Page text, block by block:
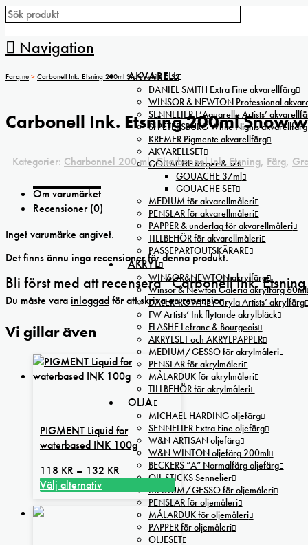
Navigation
AKVARELL
DANIEL SMITH Extra Fine akvarellfärg
WINSOR & NEWTON Professional
SENNELIER L’Aquarelle Artists’
St PETERSBURG White Nights akvarellfärg
KREMER Pigmente akvarellfärg
AKVARELLSET
GOUACHE färger & set
GOUACHE 37ml
GOUACHE SET
MEDIUM för akvarellmåleri
PENSLAR för akvarellmåleri
PAPPER & underlag för akvarellmåleri
TILLBEHÖR för akvarellmåleri
PASSEPARTOUTSKÄRARE
AKRYL
WINSOR&NEWTON akrylfärg
Winsor & Newton Galeria akrylfärg 60ml
DALER-ROWNEY Cryla Artists’ akrylfärg
FW Artists’ Ink flytande akrylbläck
FLASHE Lefranc & Bourgeois
AKRYLSET och AKRYLPAPPER
MEDIUM/GESSO för akrylmåleri
PENSLAR för akrylmåleri
MÅLARDUK för akrylmåleri
TILLBEHÖR för akrylmåleri
OLJA
MICHAEL HARDING oljefärg
SENNELIER Extra Fine oljefärg
W&N ARTISAN oljefärg
W&N WINTON oljefärg 200ml
BECKERS ”A” Normalfärg oljefärg
OIL STICKS Sennelier
MEDIUM/GESSO för oljemåleri
PENSLAR för oljemåleri
MÅLARDUK för oljemåleri
PAPPER för oljemåleri
OLJESET
Farg.nu > Carbonell Ink. Etsning 200ml Snow white TI S2
Carbonell Ink. Etsning 200ml Snow
Kategorier: Charbonnel 200 ml,Charbonnel Ink. Etsning, Färg,
Om varumärket
Recensioner (0)
Inget varumärke angivet.
Det finns ännu inga recensioner för denna produkt.
Bli först med att recensera ”Carbonell Ink.
Du måste varainloggadför att skriva en recension.
Vi gillar även
PIGMENT Liquid for
waterbased INK 100g
118 KR – 132 KR Prisintervall:
132 kr
Välj alternativ
här